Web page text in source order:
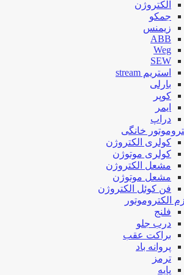
الکتروژن
جمکو
زیمنس
ABB
Weg
SEW
استریم stream
بارلی
کوپر
ایمر
دراپ
خانگی
کولری الکتروژن
کولری موتوژن
مشعل الکتروژن
مشعل موتوژن
فن کوئل الکتروژن
الکتروموتور
فلنج
درب جلو
براکت عقب
پروانه باد
ترمز
پایه